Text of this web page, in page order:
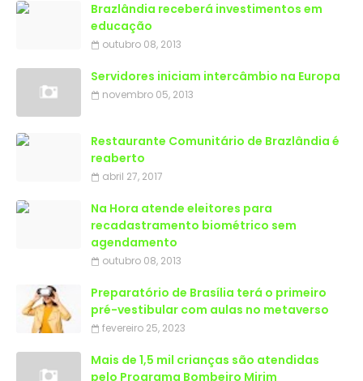
Brazlândia receberá investimentos em
educação
outubro 08, 2013
Servidores iniciam intercâmbio na Europa
novembro 05, 2013
Restaurante Comunitário de Brazlândia é
reaberto
abril 27, 2017
Na Hora atende eleitores para
recadastramento biométrico sem
agendamento
outubro 08, 2013
Preparatório de Brasília terá o primeiro
pré-vestibular com aulas no metaverso
fevereiro 25, 2023
Mais de 1,5 mil crianças são atendidas